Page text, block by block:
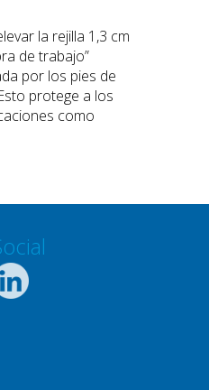
la rejilla 1,3 cm
de trabajo”
por los pies de
protege a los
como